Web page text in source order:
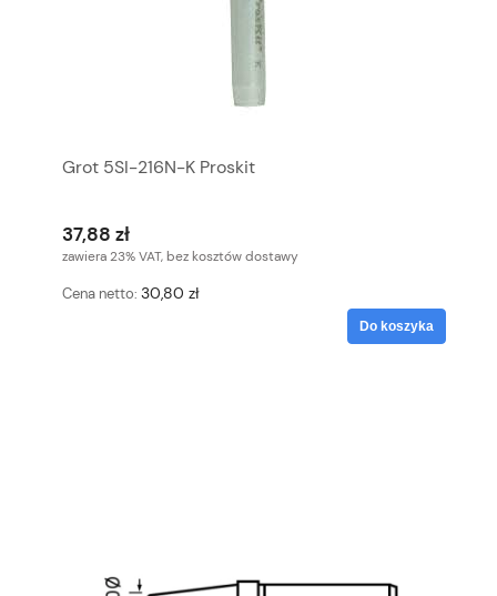
Grot 5SI-216N-K Proskit
37,88 zł
zawiera 23% VAT, bez kosztów dostawy
Cena netto: 30,80 zł
Do koszyka